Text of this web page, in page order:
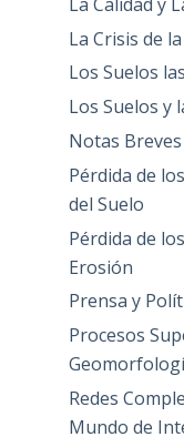
La Crisis de
Los Suelos
Los Suelos y
Notas
Pérdida de
del Suelo
Pérdida de
Erosión
Prensa y
Procesos
Redes
Mundo de